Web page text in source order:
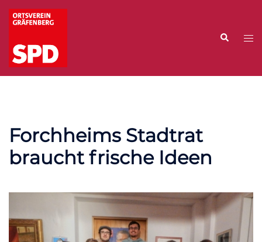
Zum
Inhalt
Suche
Forchheims Stadtrat
braucht frische Ideen